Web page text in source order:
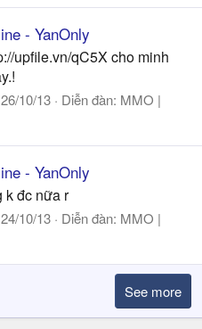
- YanOnly
upfile.vn/qC5X cho minh
26/10/13 Diễn đàn: MMO |
- YanOnly
k đc nữa r
24/10/13 Diễn đàn: MMO |
See more